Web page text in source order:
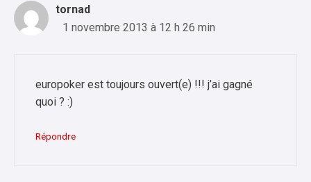
tornad
1 novembre 2013 à 12 h 26 min
europoker est toujours ouvert(e) !!! j’ai gagné
quoi ? :)
Répondre